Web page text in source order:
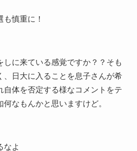
慎重に！
しに来ている感覚ですか？？そも
、日大に入ることを息子さんが希
自体を否定する様なコメントをテ
なもんかと思いますけど。
なよ